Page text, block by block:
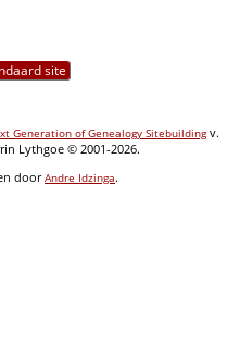
site
Generation of Genealogy Sitebuildingv.
Lythgoe © 2001-2026.
doorAndre Idzinga.